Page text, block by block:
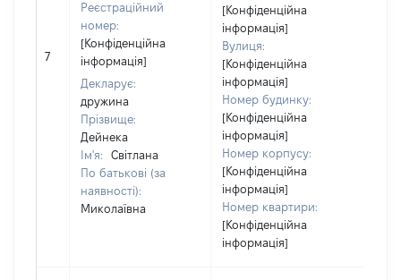
7
Реєстраційний
номер:
[Конфіденційна
інформація]
Декларує:
дружина
Прізвище:
Дейнека
Ім'я:
Світлана
По батькові (за
наявності):
Миколаївна
[Конфіденційна
інформація]
Вулиця:
[Конфіденційна
інформація]
Номер будинку:
[Конфіденційна
інформація]
Номер корпусу:
[Конфіденційна
інформація]
Номер квартири:
[Конфіденційна
інформація]